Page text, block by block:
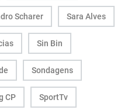
Scharer Sara Alves
Sin Bin
Sondagens
CP SportTv